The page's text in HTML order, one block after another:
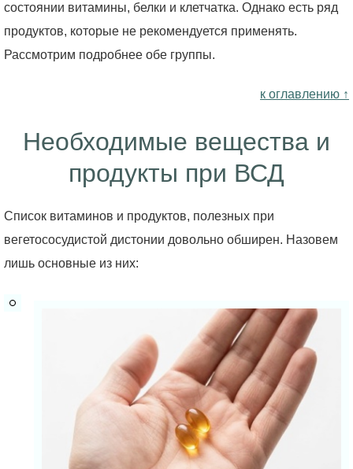
состоянии витамины, белки и клетчатка. Однако есть ряд
продуктов, которые не рекомендуется применять.
Рассмотрим подробнее обе группы.
к оглавлению ↑
Необходимые вещества и
продукты при ВСД
Список витаминов и продуктов, полезных при
вегетососудистой дистонии довольно обширен. Назовем
лишь основные из них: